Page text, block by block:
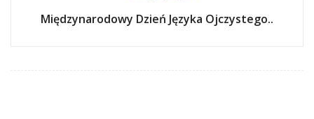
Międzynarodowy Dzień Języka Ojczystego..